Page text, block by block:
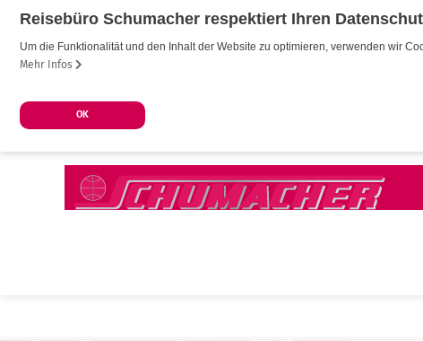
Reisebüro Schumacher respektiert Ihren
Um die Funktionalität und den Inhalt der Website zu optimieren, verwenden wir
Mehr Infos
OK